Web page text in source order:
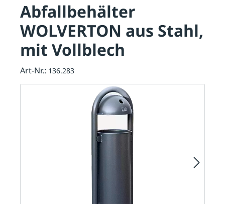
Abfallbehälter
WOLVERTON aus Stahl,
mit Vollblech
Art-Nr.: 136.283